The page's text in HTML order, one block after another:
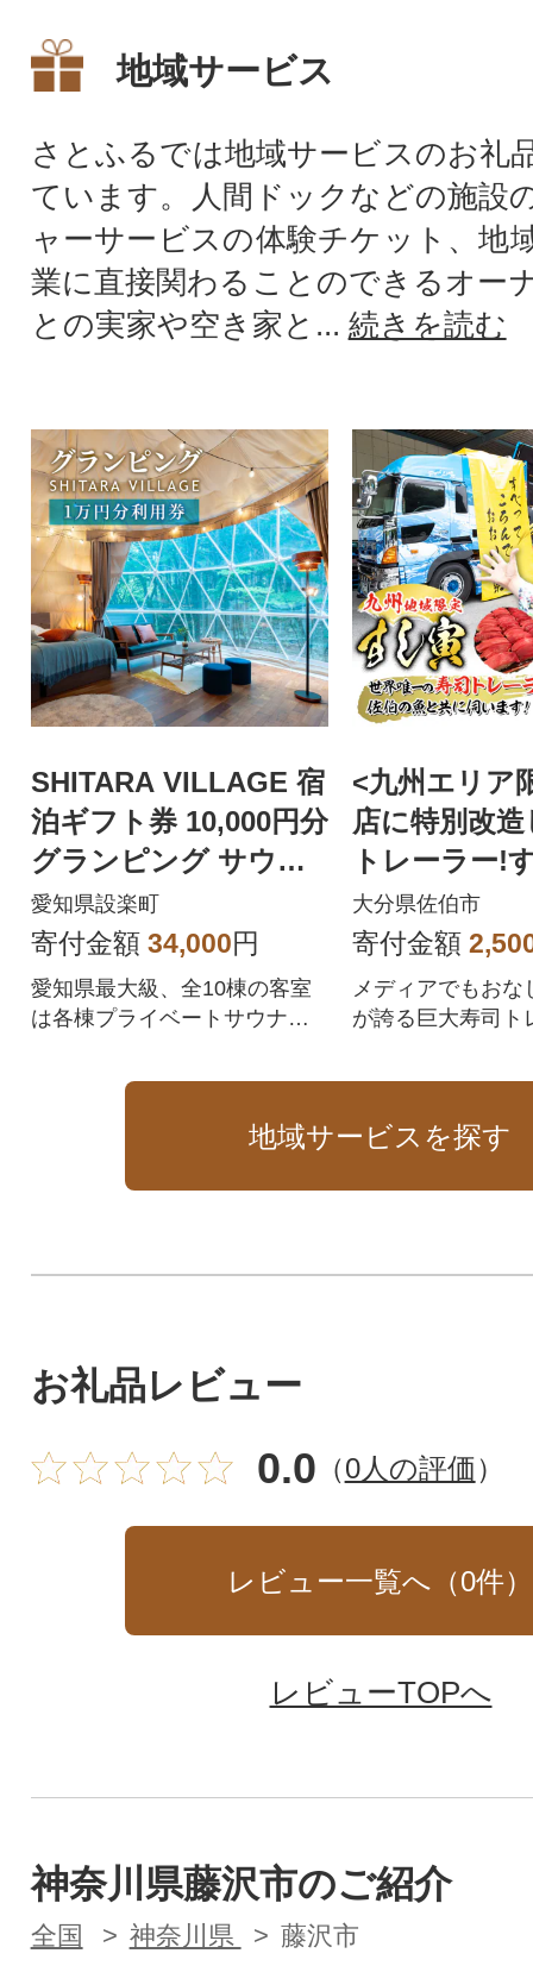
地域サービス
さとふるでは地域サービスのお礼
ています。人間ドックなどの施設
ャーサービスの体験チケット、地
業に直接関わることのできるオー
との実家や空き家と... 続きを読む
SHITARA VILLAGE 宿
泊ギフト券 10,000円分
グランピング サウナ
旅行 利用券
愛知県設楽町
寄付金額 34,000円
愛知県最大級、全10棟の客室
は各棟プライベートサウナ付
に囲まれた「SHITARA VILLA
<九州エリア
店に特別改
トレーラー!
【出張料理】
大分県佐伯市
寄付金額
メディアでもおな
が誇る巨大寿司ト
ひ!
地域サービスを探す
お礼品レビュー
0.0 （0人の評価）
レビュー一覧へ（0件）
レビューTOPへ
神奈川県藤沢市のご紹介
全国 神奈川県 藤沢市